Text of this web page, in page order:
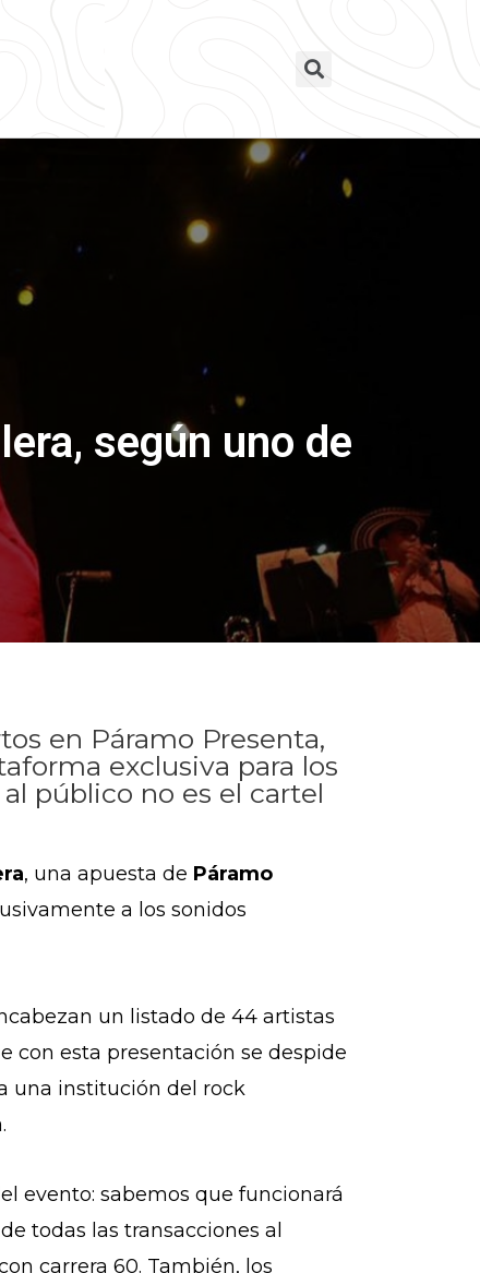
según uno de
en Páramo Presenta,
exclusiva para los
público no es el cartel
, una apuesta de Páramo
a los sonidos
un listado de 44 artistas
con esta presentación se despide
una institución del rock
evento: sabemos que funcionará
todas las transacciones al
carrera 60. También, los